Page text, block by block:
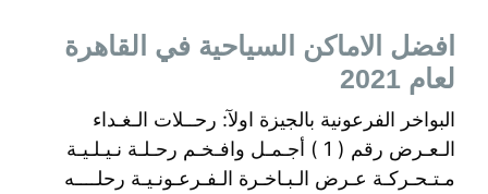
افضل الاماكن السياحية في القاهرة
لعام 2021
البواخر الفرعونية بالجيزة اولآ: رحــلات الـغـداء
الـعـرض رقم ( 1 ) أجـمـل وافـخـم رحـلـة نـيـلـيـة
مـتـحـركـة عـرض الـبـاخـرة الـفـرعـونـيـة رحلــــه